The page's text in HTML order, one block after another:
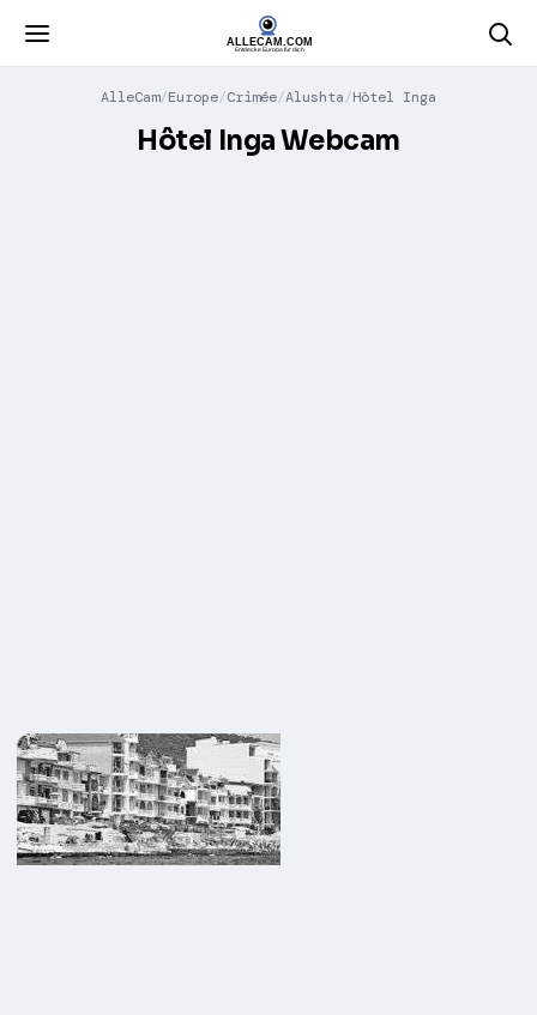
AlleCam Europe Crimée Alushta Hôtel Inga
Hôtel Inga Webcam